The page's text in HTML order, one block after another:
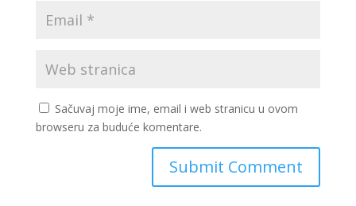
Sačuvaj moje ime, email i web stranicu u ovom
browseru za buduće komentare.